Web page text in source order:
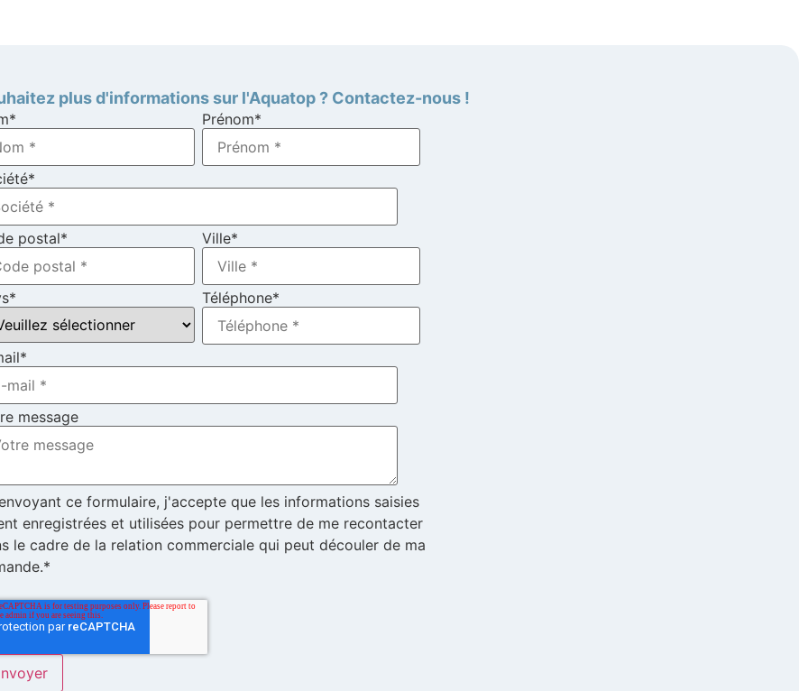
plus d'informations sur l'Aquatop ? Contactez-nous !
* Prénom*
*
postal* Ville*
* Téléphone*
*
message
ce formulaire, j'accepte que les informations saisies
enregistrées et utilisées pour permettre de me recontacter
le cadre de la relation commerciale qui peut découler de ma